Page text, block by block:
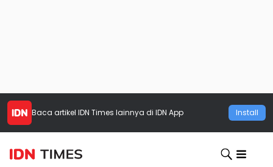
Baca artikel IDN Times lainnya di IDN App Install